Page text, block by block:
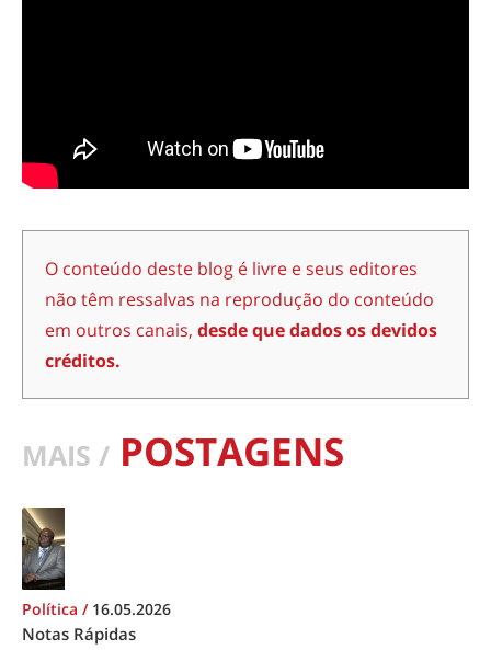
O conteúdo deste blog é livre e seus editores
não têm ressalvas na reprodução do conteúdo
em outros canais, desde que dados os devidos
créditos.
MAIS / POSTAGENS
Política / 16.05.2026
Notas Rápidas